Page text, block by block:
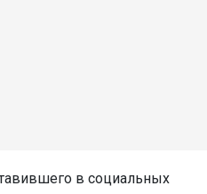
в социальных